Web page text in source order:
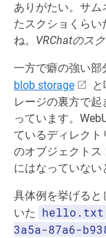
ありがたい。サム
たスクショくら
ね。 VRChatのス
一方で癖の強い部
blob storage
レージの裏方で
っています。
ているディレクト
のオブジェクトス
にはなっていない
具体例を挙げると
いた
hello.txt
3a5a-87a6-